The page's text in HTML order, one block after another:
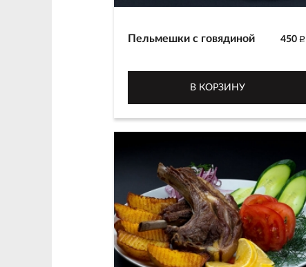
450 p
Пельмешки с говядиной
говядиной ручной лепки.
В КОРЗИНУ